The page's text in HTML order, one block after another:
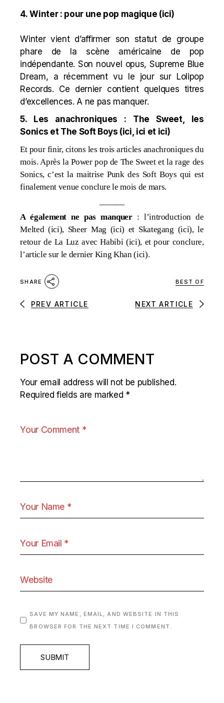
4. Winter : pour une pop magique (ici)
Winter vient d’affirmer son statut de groupe
phare de la scène américaine de pop
indépendante. Son nouvel opus, Supreme Blue
Dream, a récemment vu le jour sur Lolipop
Records. Ce dernier contient quelques titres
d’excellences. A ne pas manquer.
5. Les anachroniques : The Sweet, les
Sonics et The Soft Boys (ici, ici et ici)
Et pour finir, citons les trois articles anachroniques du
mois. Après la Power pop de The Sweet et la rage des
Sonics, c’est la maitrise Punk des Soft Boys qui est
finalement venue conclure le mois de mars.
———
A également ne pas manquer : l’introduction de
Melted (ici), Sheer Mag (ici) et Skategang (ici), le
retour de La Luz avec Habibi (ici), et pour conclure,
l’article sur le dernier King Khan (ici).
SHARE BEST OF
PREV ARTICLE NEXT ARTICLE
POST A COMMENT
Your email address will not be published.
Required fields are marked *
SAVE MY NAME, EMAIL, AND WEBSITE IN THIS
BROWSER FOR THE NEXT TIME I COMMENT.
SUBMIT